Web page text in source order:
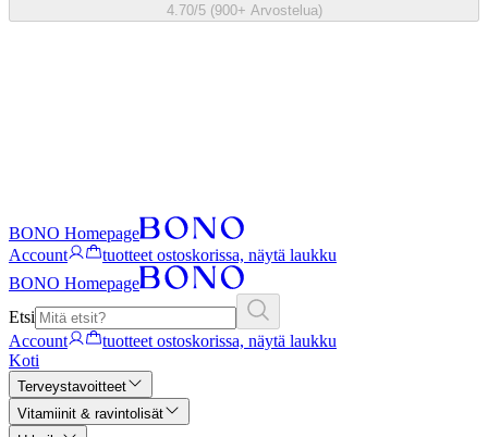
4.70/5 (900+ Arvostelua)
BONO Homepage
Account
tuotteet ostoskorissa, näytä laukku
BONO Homepage
Etsi
Account
tuotteet ostoskorissa, näytä laukku
Koti
Terveystavoitteet
Vitamiinit & ravintolisät